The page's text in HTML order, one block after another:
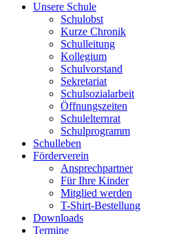
Unsere Schule
Schulobst
Kurze Chronik
Schulleitung
Kollegium
Schulvorstand
Sekretariat
Schulsozialarbeit
Öffnungszeiten
Schulelternrat
Schulprogramm
Schulleben
Förderverein
Ansprechpartner
Für Ihre Kinder
Mitglied werden
T-Shirt-Bestellung
Downloads
Termine